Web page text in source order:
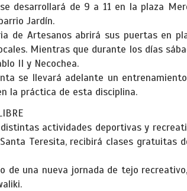
desarrollará de 9 a 11 en la plaza
Jardín.
de Artesanos abrirá sus puertas en
Mientras que durante los días
II y Necochea.
se llevará adelante un
la práctica de esta disciplina.
actividades deportivas y
Teresita, recibirá clases gratuitas
de una nueva jornada de tejo